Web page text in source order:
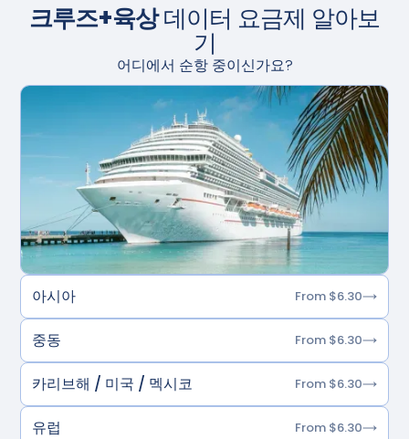
크루즈+육상데이터 요금제 알아보
기
어디에서 순항 중이신가요?
아시아 From $6.30
중동 From $6.30
카리브해 / 미국 / 멕시코 From $6.30
유럽 From $6.30